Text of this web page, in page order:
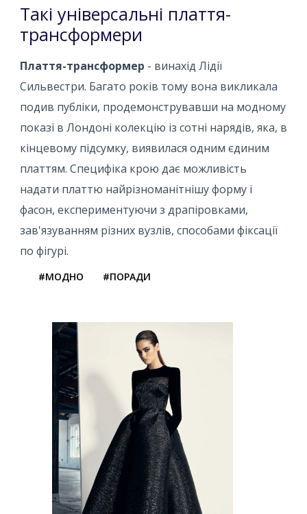
Такі універсальні плаття-
трансформери
Плаття-трансформер - винахід Лідії
Сильвестри. Багато років тому вона викликала
подив публіки, продемонструвавши на модному
показі в Лондоні колекцію із сотні нарядів, яка, в
кінцевому підсумку, виявилася одним єдиним
платтям. Специфіка крою дає можливість
надати платтю найрізноманітнішу форму і
фасон, експериментуючи з драпіровками,
зав'язуванням різних вузлів, способами фіксації
по фігурі.
#МОДНО #ПОРАДИ